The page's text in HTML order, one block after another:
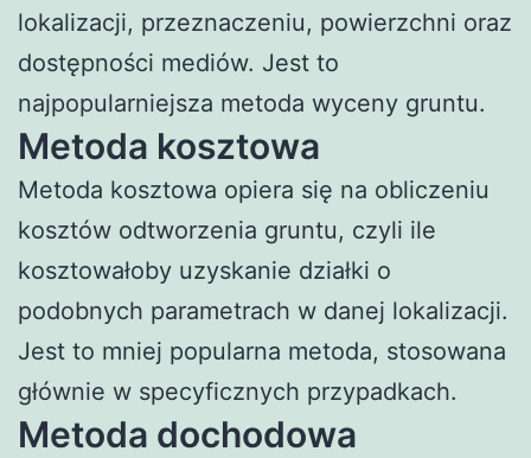
lokalizacji, przeznaczeniu, powierzchni oraz
dostępności mediów. Jest to
najpopularniejsza metoda wyceny gruntu.
Metoda kosztowa
Metoda kosztowa opiera się na obliczeniu
kosztów odtworzenia gruntu, czyli ile
kosztowałoby uzyskanie działki o
podobnych parametrach w danej lokalizacji.
Jest to mniej popularna metoda, stosowana
głównie w specyficznych przypadkach.
Metoda dochodowa